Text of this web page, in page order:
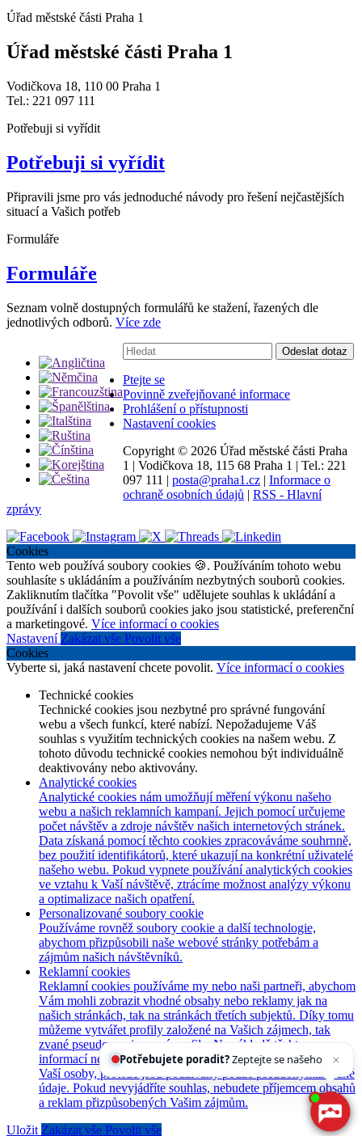
Úřad městské části Praha 1
Úřad městské části Praha 1
Vodičkova 18, 110 00 Praha 1
Tel.: 221 097 111
Potřebuji si vyřídit
Potřebuji si vyřídit
Připravili jsme pro vás jednoduché návody pro řešení nejčastějších
situací a Vašich potřeb
Formuláře
Formuláře
Seznam volně dostupných formulářů ke stažení, řazených dle
jednotlivých odborů. Více zde
Vyhledávání:
Odeslat dotaz
Ptejte se
Povinně zveřejňované informace
Prohlášení o přístupnosti
Nastavení cookies
Copyright © 2026 Úřad městské části Praha
1 | Vodičkova 18, 115 68 Praha 1 | Tel.: 221
097 111 | posta@praha1.cz | Informace o
ochraně osobních údajů | RSS - Hlavní
zprávy
Cookies
Tento web používá soubory cookies 🍪. Používáním tohoto webu
souhlasíte s ukládáním a používáním nezbytných souborů cookies.
Zakliknutím tlačítka "Povolit vše" udělujete souhlas k ukládání a
používání i dalších souborů cookies jako jsou statistické, preferenční
a marketingové. Více informací o cookies
Nastavení Zakázat vše Povolit vše
Cookies
Vyberte si, jaká nastavení chcete povolit. Více informací o cookies
Technické cookies
Technické cookies jsou nezbytné pro správné fungování
webu a všech funkcí, které nabízí. Nepožadujeme Váš
souhlas s využitím technických cookies na našem webu. Z
tohoto důvodu technické cookies nemohou být individuálně
deaktivovány nebo aktivovány.
Analytické cookies
Analytické cookies nám umožňují měření výkonu našeho
webu a našich reklamních kampaní. Jejich pomocí určujeme
počet návštěv a zdroje návštěv našich internetových stránek.
Data získaná pomocí těchto cookies zpracováváme souhrnně,
bez použití identifikátorů, které ukazují na konkrétní uživatelé
našeho webu. Pokud vypnete používání analytických cookies
ve vztahu k Vaší návštěvě, ztrácíme možnost analýzy výkonu
a optimalizace našich opatření.
Personalizované soubory cookie
Používáme rovněž soubory cookie a další technologie,
abychom přizpůsobili naše webové stránky potřebám a
zájmům našich návštěvníků.
Reklamní cookies
Reklamní cookies používáme my nebo naši partneři, abychom
Vám mohli zobrazit vhodné obsahy nebo reklamy jak na
našich stránkách, tak na stránkách třetích subjektů. Díky tomu
můžeme vytvářet profily založené na Vašich zájmech, tak
zvané pseudonymizované profily. Na základě těchto
informací není zpravidla možná bezprostřední identifikace
Vaší osoby, protože jsou používány pouze pseudonymizované
údaje. Pokud nevyjádříte souhlas, nebudete příjemcem obsahů
a reklam přizpůsobených Vašim zájmům.
Uložit Zakázat vše Povolit vše
Potřebujete poradit?
Zeptejte se našeho asistenta
Chetty